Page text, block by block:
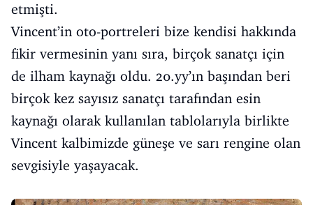
etmişti.
Vincent’in oto-portreleri bize kendisi hakkında
fikir vermesinin yanı sıra, birçok sanatçı için
de ilham kaynağı oldu. 20.yy’ın başından beri
birçok kez sayısız sanatçı tarafından esin
kaynağı olarak kullanılan tablolarıyla birlikte
Vincent kalbimizde güneşe ve sarı rengine olan
sevgisiyle yaşayacak.